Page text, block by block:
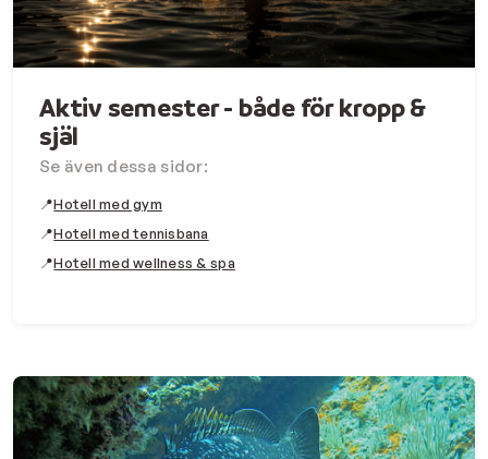
Aktiv semester - både för kropp &
själ
Se även dessa sidor:
📍Hotell med gym
📍Hotell med tennisbana
📍Hotell med wellness & spa